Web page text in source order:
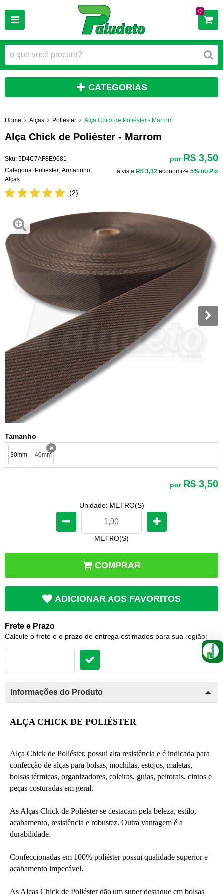
0
CATEGORIAS
Home Alças Poliester Alça Chick de Poliéster - Marrom
Alça Chick de Poliéster - Marrom
Sku: 5D4C7AF8E9681
Categoria: Poliester Armarinho
Alças
(2)
por R$ 3,50
à vista R$ 3,32 economize 5% no Pix
Tamanho
30mm 40mm
x
por R$ 3,50
Unidade: METRO(S)
METRO(S)
COMPRAR
ADICIONAR AOS FAVORITOS
Frete e Prazo
Calcule o frete e o prazo de entrega estimados para sua região:
Informações do Produto
ALÇA CHICK DE POLIÉSTER
Alça Chick de Poliéster, possui alta resistência e é indicada para
confecção de alças para bolsas, mochilas, estojos, maletas,
bolsas térmicas, organizadores, coleiras, guias, peitorais, cintos e
peças costuradas em geral.
As Alças Chick de Poliéster se destacam pela beleza, estilo,
acabamento, resistência e robustez. Outra vantagem é a
durabilidade.
Confeccionadas em 100% poliéster possui qualidade superior e
acabamento impecável.
As Alças Chick de Poliéster dão um super destaque em bolsas